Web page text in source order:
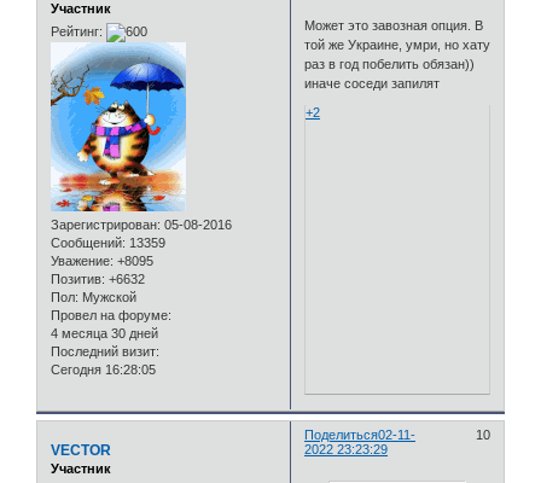
Участник
Рейтинг:
Зарегистрирован: 05-08-2016
Сообщений: 13359
Уважение: +8095
Позитив: +6632
Пол: Мужской
Провел на форуме:
4 месяца 30 дней
Последний визит:
Сегодня 16:28:05
Может это завозная опция. В
той же Украине, умри, но хату
раз в год побелить обязан))
иначе соседи запилят
+2
Поделиться 10
02-11-
2022 23:23:29
VECTOR
Участник